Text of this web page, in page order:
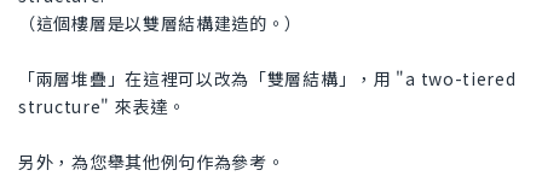
（這個樓層是以雙層結構建造的。）
「兩層堆疊」在這裡可以改為「雙層結構」，用 "a two-tiered
structure" 來表達。
另外，為您舉其他例句作為參考。